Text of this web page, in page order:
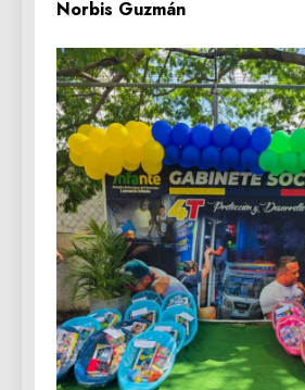
Norbis Guzmán